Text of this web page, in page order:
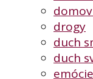
drogy
duch
duch
emócie